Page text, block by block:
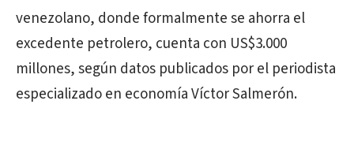
venezolano, donde formalmente se ahorra el
excedente petrolero, cuenta con US$3.000
millones, según datos publicados por el periodista
especializado en economía Víctor Salmerón.